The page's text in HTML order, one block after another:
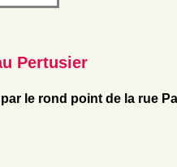
Pertusier
le rond point de la rue